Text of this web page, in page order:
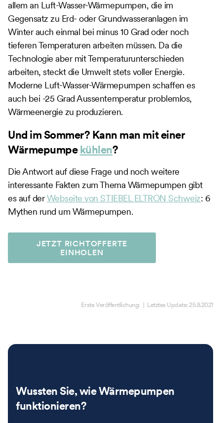
allem an Luft-Wasser-Wärmepumpen, die im
Gegensatz zu Erd- oder Grundwasseranlagen im
Winter auch einmal bei minus 10 Grad oder noch
tieferen Temperaturen arbeiten müssen. Da die
Technologie aber mit Temperaturunterschieden
arbeiten, steckt die Umwelt stets voller Energie.
Moderne Luft-Wasser-Wärmepumpen schaffen es
auch bei -25 Grad Aussentemperatur problemlos,
Wärmeenergie zu produzieren.
Und im Sommer? Kann man mit einer
Wärmepumpekühlen?
Die Antwort auf diese Frage und noch weitere
interessante Fakten zum Thema Wärmepumpen gibt
es auf derWebseite von STIEBEL ELTRON Schweiz: 6
Mythen rund um Wärmepumpen.
JETZT RICHTOFFERTE
EINHOLEN
Erste Veröffentlichung: | Letztes Update:25.8.2021
Wussten Sie, wie Wärmepumpen
funktionieren?